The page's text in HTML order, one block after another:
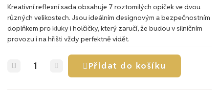
Kreativní reflexní sada obsahuje 7 roztomilých opiček ve dvou
různých velikostech. Jsou ideálním designovým a bezpečnostním
doplňkem pro kluky i holčičky, který zaručí, že budou v silničním
provozu i na hřišti vždy perfektně vidět.
Přidat do košíku